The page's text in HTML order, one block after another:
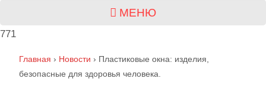
МЕНЮ
771
Главная › Новости › Пластиковые окна: изделия,
безопасные для здоровья человека.